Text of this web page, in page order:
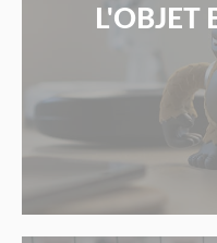
L'OBJET